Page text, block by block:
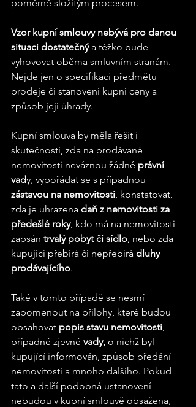
poměrně složitým procesem.
Vzor kupní smlouvy nebývá pro danou
situaci dostatečný a těžko bude
vyhovovat oběma smluvním stranám.
Nejde jen o specifikaci předmětu
prodeje či stanovení kupní ceny a
způsob její úhrady.
Kupní smlouva by měla řešit i
skutečnosti, zda na prodávané
nemovitosti neváznou žádné právní
vady, vypořádat se s případnou
zástavou na nemovitosti, konstatovat,
zda je uhrazena daň z nemovitosti za
předešlé roky, kdo má na nemovitosti
zapsán trvalý pobyt či sídlo, nebo zda
kupující přebírá či nepřebírá dluhy
prodávajícího.
Také v tomto případě se nesmí
zapomenout na přílohy, které budou
obsahovat popis stavu nemovitosti,
případné zjevné vady, o nichž byl
kupující informován, způsob předání
nemovitosti a mnoho dalšího. Pokud
tato a další podobná ustanovení
nebudou v kupní smlouvě obsažena,